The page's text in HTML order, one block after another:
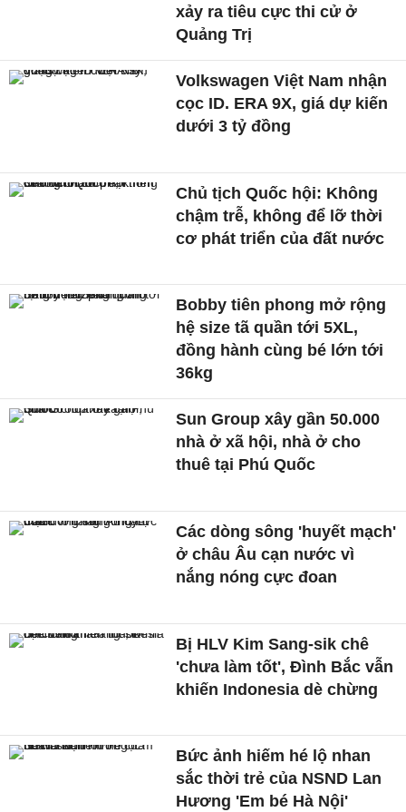
xảy ra tiêu cực thi cử ở
Quảng Trị
Volkswagen Việt Nam nhận
cọc ID. ERA 9X, giá dự kiến
dưới 3 tỷ đồng
Chủ tịch Quốc hội: Không
chậm trễ, không để lỡ thời
cơ phát triển của đất nước
Bobby tiên phong mở rộng
hệ size tã quần tới 5XL,
đồng hành cùng bé lớn tới
36kg
Sun Group xây gần 50.000
nhà ở xã hội, nhà ở cho
thuê tại Phú Quốc
Các dòng sông 'huyết mạch'
ở châu Âu cạn nước vì
nắng nóng cực đoan
Bị HLV Kim Sang-sik chê
'chưa làm tốt', Đình Bắc vẫn
khiến Indonesia dè chừng
Bức ảnh hiếm hé lộ nhan
sắc thời trẻ của NSND Lan
Hương 'Em bé Hà Nội'